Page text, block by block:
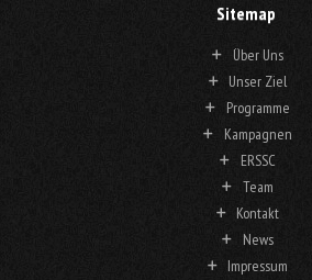
Sitemap
Über Uns
Unser Ziel
Programme
Kampagnen
ERSSC
Team
Kontakt
News
Impressum